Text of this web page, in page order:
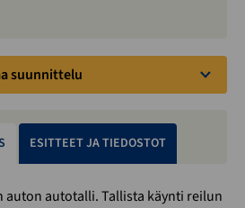
suunnittelu
ESITTEET JA TIEDOSTOT
auton autotalli. Tallista käynti reilun